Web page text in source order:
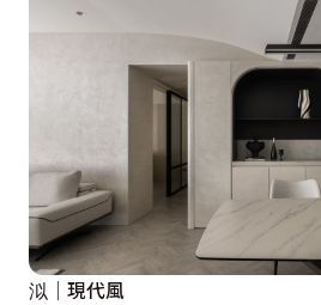
泤│現代風